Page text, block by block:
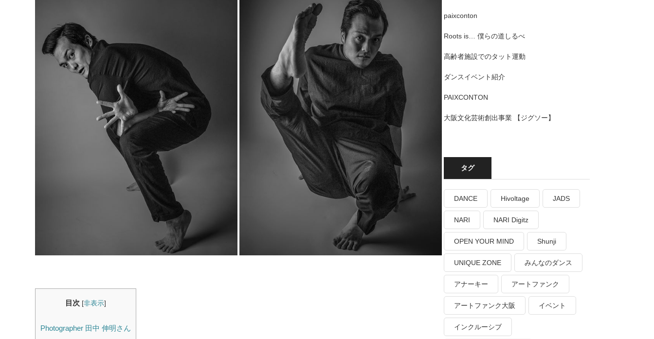
目次 [非表示]
Photographer 田中 伸明さん
paixconton
Roots is… 僕らの道しるべ
高齢者施設でのタット運動
ダンスイベント紹介
PAIXCONTON
大阪文化芸術創出事業 【ジグソー】
タグ
DANCE Hivoltage JADS
NARI NARI Digitz
OPEN YOUR MIND Shunji
UNIQUE ZONE みんなのダンス
アナーキー アートファンク
アートファンク大阪 イベント
インクルーシブ